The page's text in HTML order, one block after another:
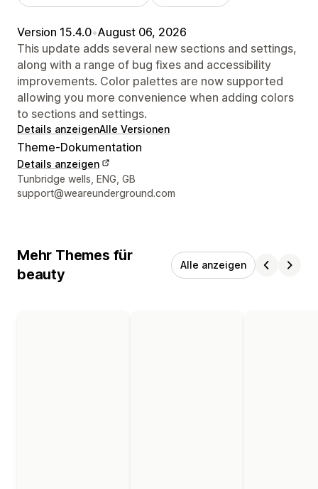
Version 15.4.0•August 06, 2026
This update adds several new sections and settings,
along with a range of bug fixes and accessibility
improvements. Color palettes are now supported
allowing you more convenience when adding colors
to sections and settings.
Details anzeigenAlle Versionen
Theme-Dokumentation
Details anzeigen
Designer-Kontaktdaten
Tunbridge wells, ENG, GB
support@weareunderground.com
Mehr Themes für
beauty
Alle anzeigen